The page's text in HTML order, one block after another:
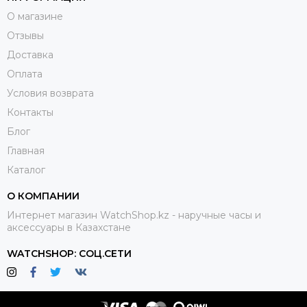
О магазине
Отзывы
Доставка
Оплата
Условия возврата
Контакты
Блог
Главная
Каталог
О КОМПАНИИ
Интернет магазин WatchShop.kz - наручные часы и
аксессуары в Казахстане
WATCHSHOP: СОЦ.СЕТИ